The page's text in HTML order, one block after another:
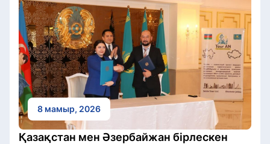
8 мамыр, 2026
Қазақстан мен Әзербайжан бірлескен